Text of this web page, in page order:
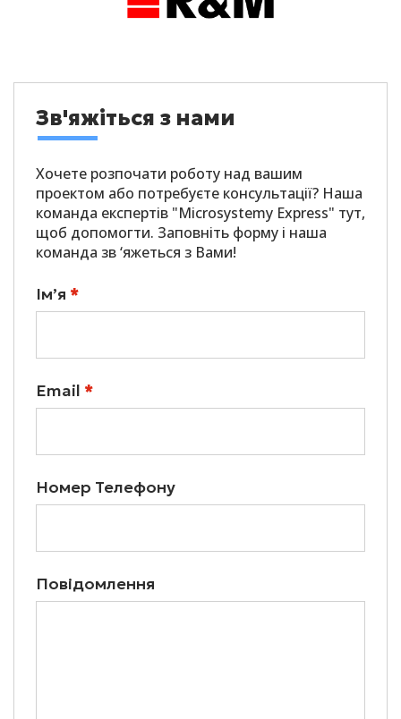
Зв'яжіться з нами
Хочете розпочати роботу над вашим
проектом або потребуєте консультації? Наша
команда експертів "Microsystemy Express" тут,
щоб допомогти. Заповніть форму і наша
команда зв ‘яжеться з Вами!
Ім’я *
Email *
Номер Телефону
Повідомлення